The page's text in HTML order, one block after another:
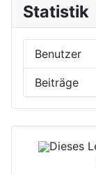
Statistik
Benutzer
Beiträge
Dieses